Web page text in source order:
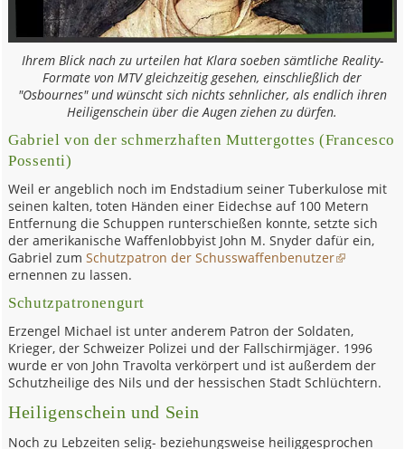
Ihrem Blick nach zu urteilen hat Klara soeben sämtliche Reality-
Formate von MTV gleichzeitig gesehen, einschließlich der
"Osbournes" und wünscht sich nichts sehnlicher, als endlich ihren
Heiligenschein über die Augen ziehen zu dürfen.
Gabriel von der schmerzhaften Muttergottes (Francesco
Possenti)
Weil er angeblich noch im Endstadium seiner Tuberkulose mit
seinen kalten, toten Händen einer Eidechse auf 100 Metern
Entfernung die Schuppen runterschießen konnte, setzte sich
der amerikanische Waffenlobbyist John M. Snyder dafür ein,
Gabriel zumSchutzpatron der Schusswaffenbenutzer
ernennen zu lassen.
Schutzpatronengurt
Erzengel Michael ist unter anderem Patron der Soldaten,
Krieger, der Schweizer Polizei und der Fallschirmjäger. 1996
wurde er von John Travolta verkörpert und ist außerdem der
Schutzheilige des Nils und der hessischen Stadt Schlüchtern.
Heiligenschein und Sein
Noch zu Lebzeiten selig- beziehungsweise heiliggesprochen